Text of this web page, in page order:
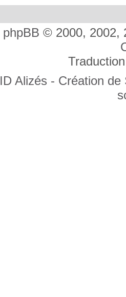
phpBB © 2000, 2002,
ID Alizés - Création